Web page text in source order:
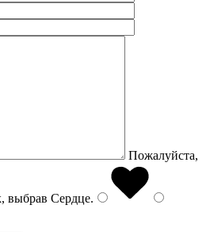
Пожалуйста,
выбрав Сердце.